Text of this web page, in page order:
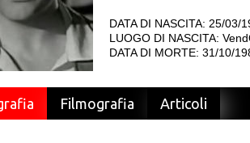
DATA DI NASCITA: 25/03/
LUOGO DI NASCITA:
DATA DI MORTE: 31/10/
Filmografia Articoli